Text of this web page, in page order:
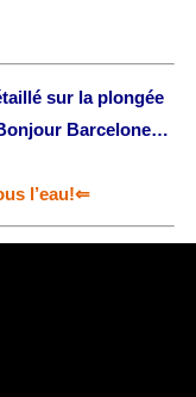
sur la plongée
Barcelone…
l’eau!⇐